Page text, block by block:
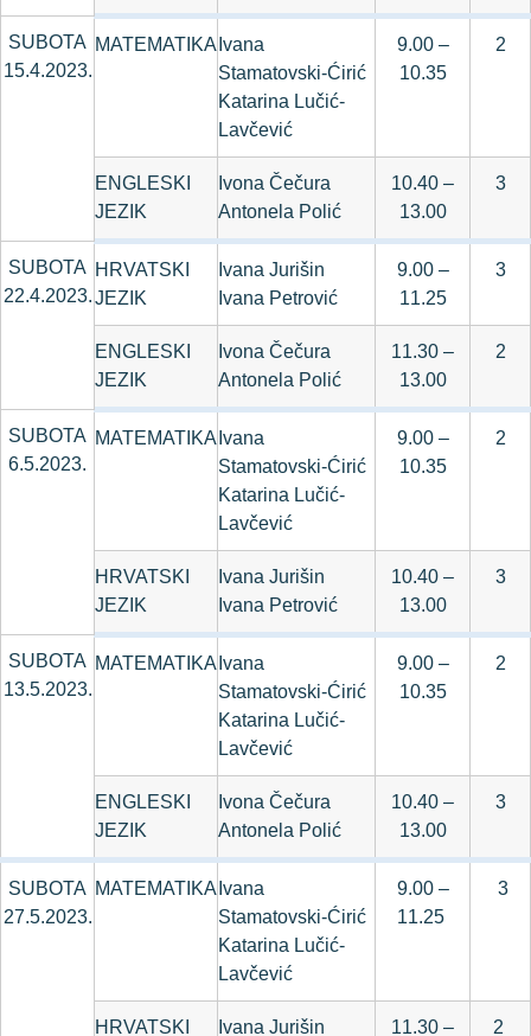
SUBOTA
15.4.2023.
MATEMATIKA Ivana
Stamatovski-Ćirić
Katarina Lučić-
Lavčević
9.00 –
10.35
2
ENGLESKI
JEZIK
Ivona Čečura
Antonela Polić
10.40 –
13.00
3
SUBOTA
22.4.2023.
HRVATSKI
JEZIK
Ivana Jurišin
Ivana Petrović
9.00 –
11.25
3
ENGLESKI
JEZIK
Ivona Čečura
Antonela Polić
11.30 –
13.00
2
SUBOTA
6.5.2023.
MATEMATIKA Ivana
Stamatovski-Ćirić
Katarina Lučić-
Lavčević
9.00 –
10.35
2
HRVATSKI
JEZIK
Ivana Jurišin
Ivana Petrović
10.40 –
13.00
3
SUBOTA
13.5.2023.
MATEMATIKA Ivana
Stamatovski-Ćirić
Katarina Lučić-
Lavčević
9.00 –
10.35
2
ENGLESKI
JEZIK
Ivona Čečura
Antonela Polić
10.40 –
13.00
3
SUBOTA
27.5.2023.
MATEMATIKA Ivana
Stamatovski-Ćirić
Katarina Lučić-
Lavčević
9.00 –
11.25
3
HRVATSKI
Ivana Jurišin
11.30 –
2